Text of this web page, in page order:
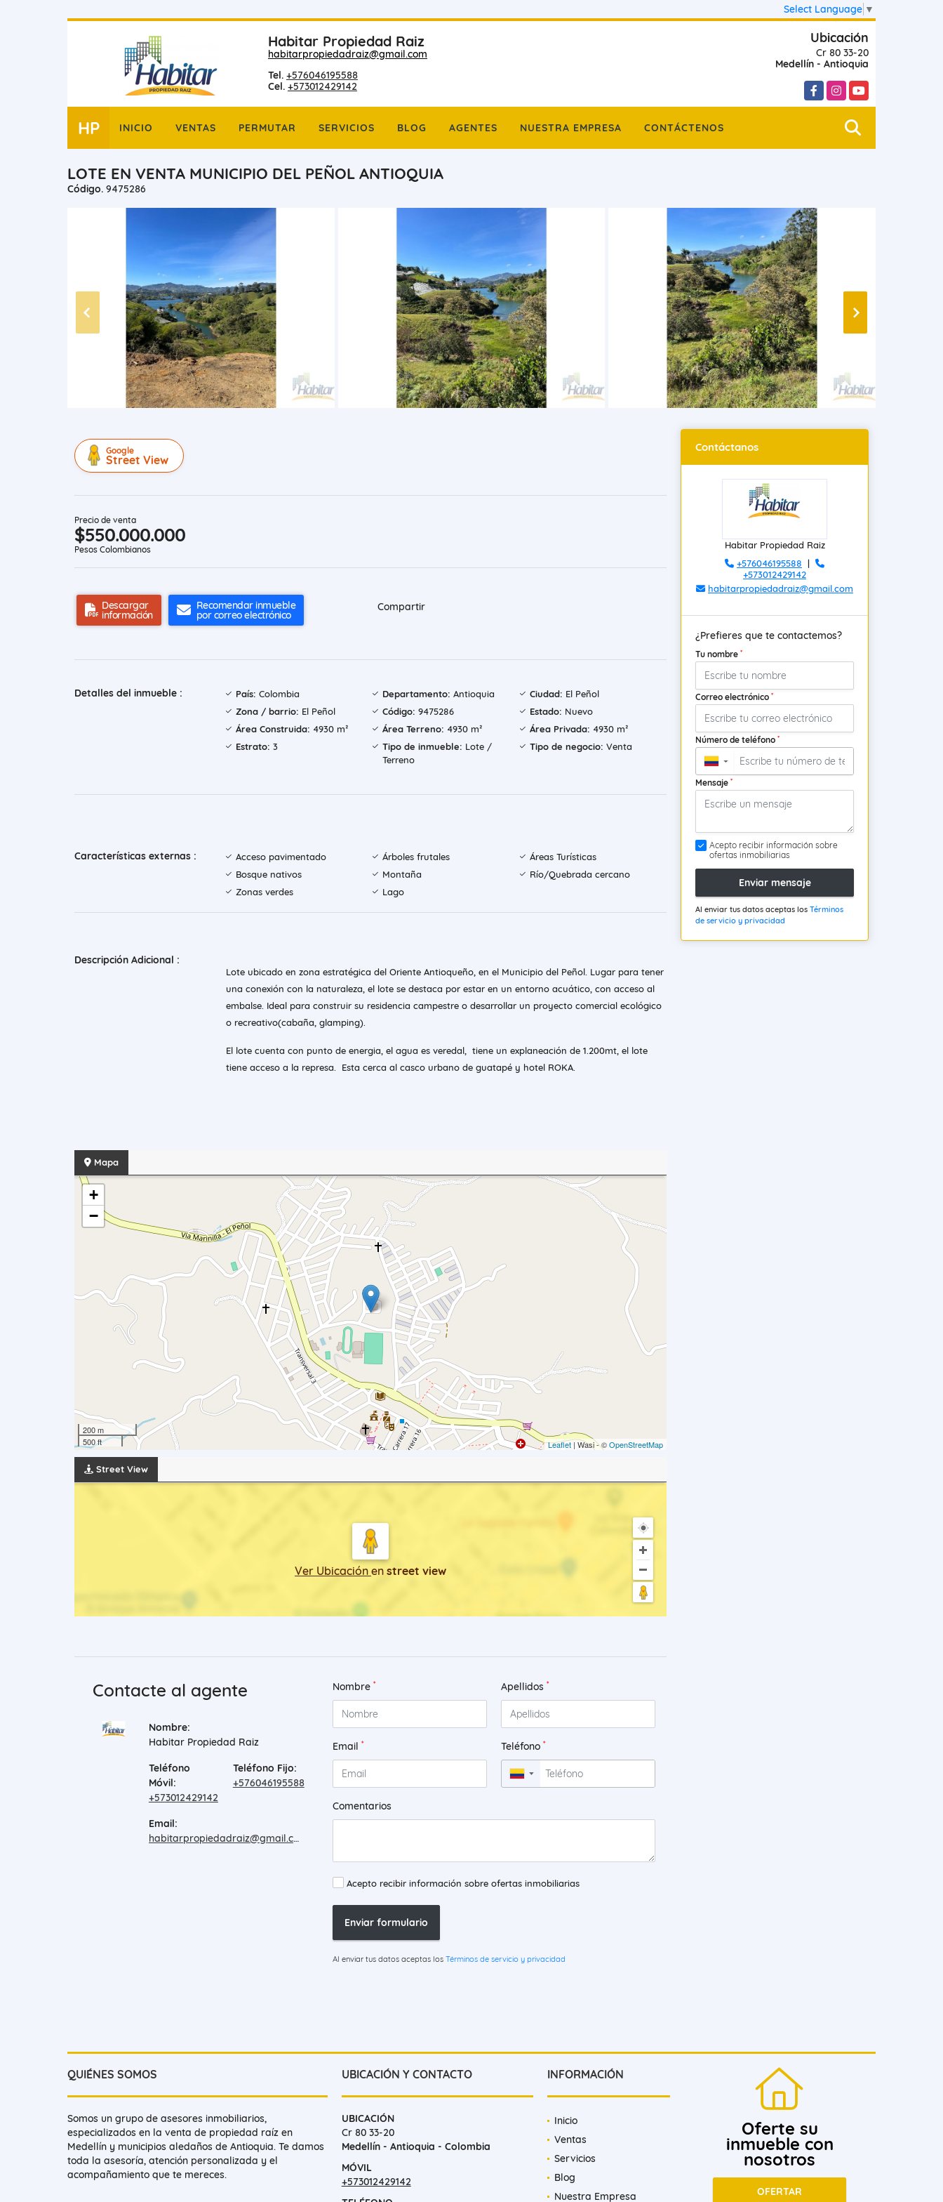
Select Language ▼
Habitar Propiedad Raiz
habitarpropiedadraiz@gmail.com
Tel. +576046195588
Cel. +573012429142
Ubicación
Cr 80 33-20
Medellín - Antioquia
FacebookInstagram
YouTube
HP INICIO VENTAS PERMUTAR SERVICIOS BLOG AGENTES NUESTRA EMPRESA CONTÁCTENOS
LOTE EN VENTA MUNICIPIO DEL PEÑOL ANTIOQUIA
Código. 9475286
Google
Street View
Precio de venta
$550.000.000
Pesos Colombianos
Descargar
información
Recomendar inmueble
por correo electrónico
Compartir
Detalles del inmueble : País: Colombia Departamento: Antioquia Ciudad: El Peñol
Zona / barrio: El Peñol Código: 9475286 Estado: Nuevo
Área Construida: 4930 m² Área Terreno: 4930 m² Área Privada: 4930 m²
Estrato: 3 Tipo de inmueble: Lote /
Terreno
Tipo de negocio: Venta
Características externas : Acceso pavimentado Árboles frutales
Áreas Turísticas
Bosque nativos
Montaña
Río/Quebrada cercano
Zonas verdes
Lago
Descripción Adicional :
Lote ubicado en zona estratégica del Oriente Antioqueño, en el Municipio del Peñol. Lugar para tener
una conexión con la naturaleza, el lote se destaca por estar en un entorno acuático, con acceso al
embalse. Ideal para construir su residencia campestre o desarrollar un proyecto comercial ecológico
o recreativo(cabaña, glamping).
El lote cuenta con punto de energia, el agua es veredal, tiene un explaneación de 1.200mt, el lote
tiene acceso a la represa. Esta cerca al casco urbano de guatapé y hotel ROKA.
Mapa
+
−
200 m
500 ft
Leaflet | Wasi - ©OpenStreetMap
Street View
Ver Ubicación en street view
Contacte al agente
Nombre:
Habitar Propiedad Raiz
Teléfono
Móvil:
+573012429142
Teléfono Fijo:
+576046195588
Email:
habitarpropiedadraiz@gmail.com
Nombre * Apellidos *
Email * Teléfono *
▼
Comentarios
Acepto recibir información sobre ofertas inmobiliarias
Enviar formulario
Al enviar tus datos aceptas los Términos de servicio y privacidad
Contáctanos
Habitar Propiedad Raiz
+576046195588 |
+573012429142
habitarpropiedadraiz@gmail.com
¿Prefieres que te contactemos?
Tu nombre *
Correo electrónico *
Número de teléfono *
▼
Mensaje *
Acepto recibir información sobre
ofertas inmobiliarias
Enviar mensaje
Al enviar tus datos aceptas los Términos
de servicio y privacidad
QUIÉNES SOMOS
Somos un grupo de asesores inmobiliarios,
especializados en la venta de propiedad raíz en
Medellín y municipios aledaños de Antioquia. Te damos
toda la asesoría, atención personalizada y el
acompañamiento que te mereces.
UBICACIÓN Y CONTACTO
UBICACIÓN
Cr 80 33-20
Medellín - Antioquia - Colombia
MÓVIL
+573012429142
INFORMACIÓN
Inicio
Ventas
Servicios
Blog
Nuestra Empresa
Oferte su
inmueble con
nosotros
OFERTAR